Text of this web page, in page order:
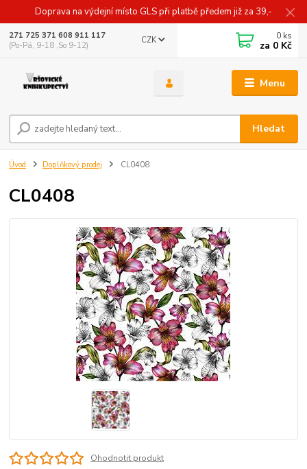
Doprava na výdejní místo GLS při platbě předem již za 39,-
Menu
CZK
Hledat
271 725 371 608 911 117
(Po-Pá, 9-18 ,So 9-12)
0 ks
za 0 Kč
Úvod Doplňkový prodej CL0408
CL0408
Ohodnotit produkt